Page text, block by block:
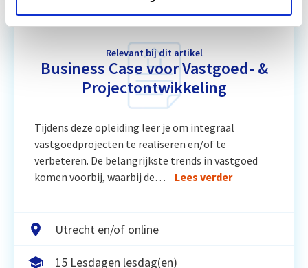
Relevant bij dit artikel
Business Case voor Vastgoed- &
Projectontwikkeling
Tijdens deze opleiding leer je om integraal
vastgoedprojecten te realiseren en/of te
verbeteren. De belangrijkste trends in vastgoed
komen voorbij, waarbij de…
Lees verder
Utrecht en/of online
15 Lesdagen lesdag(en)